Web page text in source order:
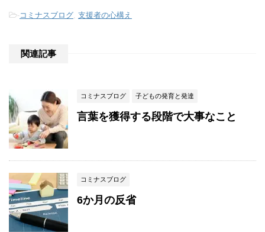
-コミナスブログ 支援者の心構え
関連記事
コミナスブログ 子どもの発育と発達
言葉を獲得する段階で大事なこと
コミナスブログ
6か月の反省